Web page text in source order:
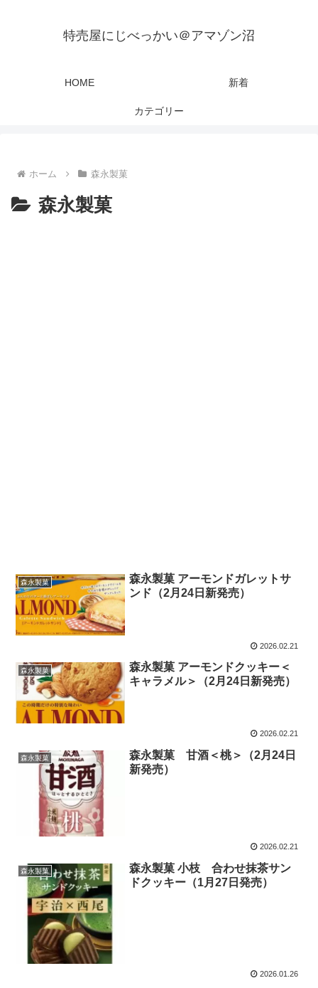
特売屋にじべっかい＠アマゾン沼
HOME 新着
カテゴリー
ホーム 森永製菓
森永製菓
森永製菓
森永製菓 アーモンドガレットサ
ンド（2月24日新発売）
2026.02.21
森永製菓
森永製菓 アーモンドクッキー＜
キャラメル＞（2月24日新発売）
2026.02.21
森永製菓
森永製菓 甘酒＜桃＞（2月24日
新発売）
2026.02.21
森永製菓
森永製菓 小枝 合わせ抹茶サン
ドクッキー（1月27日発売）
2026.01.26